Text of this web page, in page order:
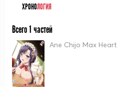
ХРОНОЛОГИЯ
Всего 1 частей
Ane Chijo Max Heart